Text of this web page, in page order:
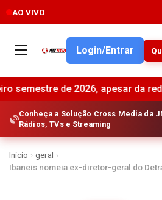
AO VIVO
Login/Entrar
de 2026, apesar da redução nas
Conheça a Solução Cross Media da
Rádios, TVs e Streaming
Início › geral ›
Ibaneis nomeia ex-diretor-geral do